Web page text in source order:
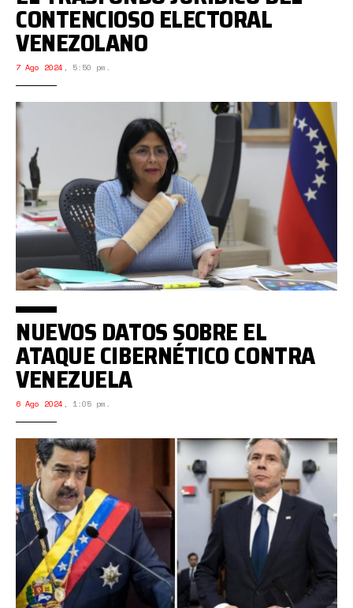
CONTENCIOSO ELECTORAL
VENEZOLANO
7 Ago 2024 , 5:50 pm.
NUEVOS DATOS SOBRE EL
ATAQUE CIBERNÉTICO CONTRA
VENEZUELA
6 Ago 2024 , 1:05 pm.